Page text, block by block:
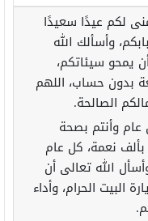
لكم عيدًا سعيدًا
وأسألك الله
يمحو سيئاتكم،
بدون حساب، اللهم
الصالحة.
عام وأنتم بصحة
نعمة، كل عام
الله تعالى أن
البيت الحرام، وأداء